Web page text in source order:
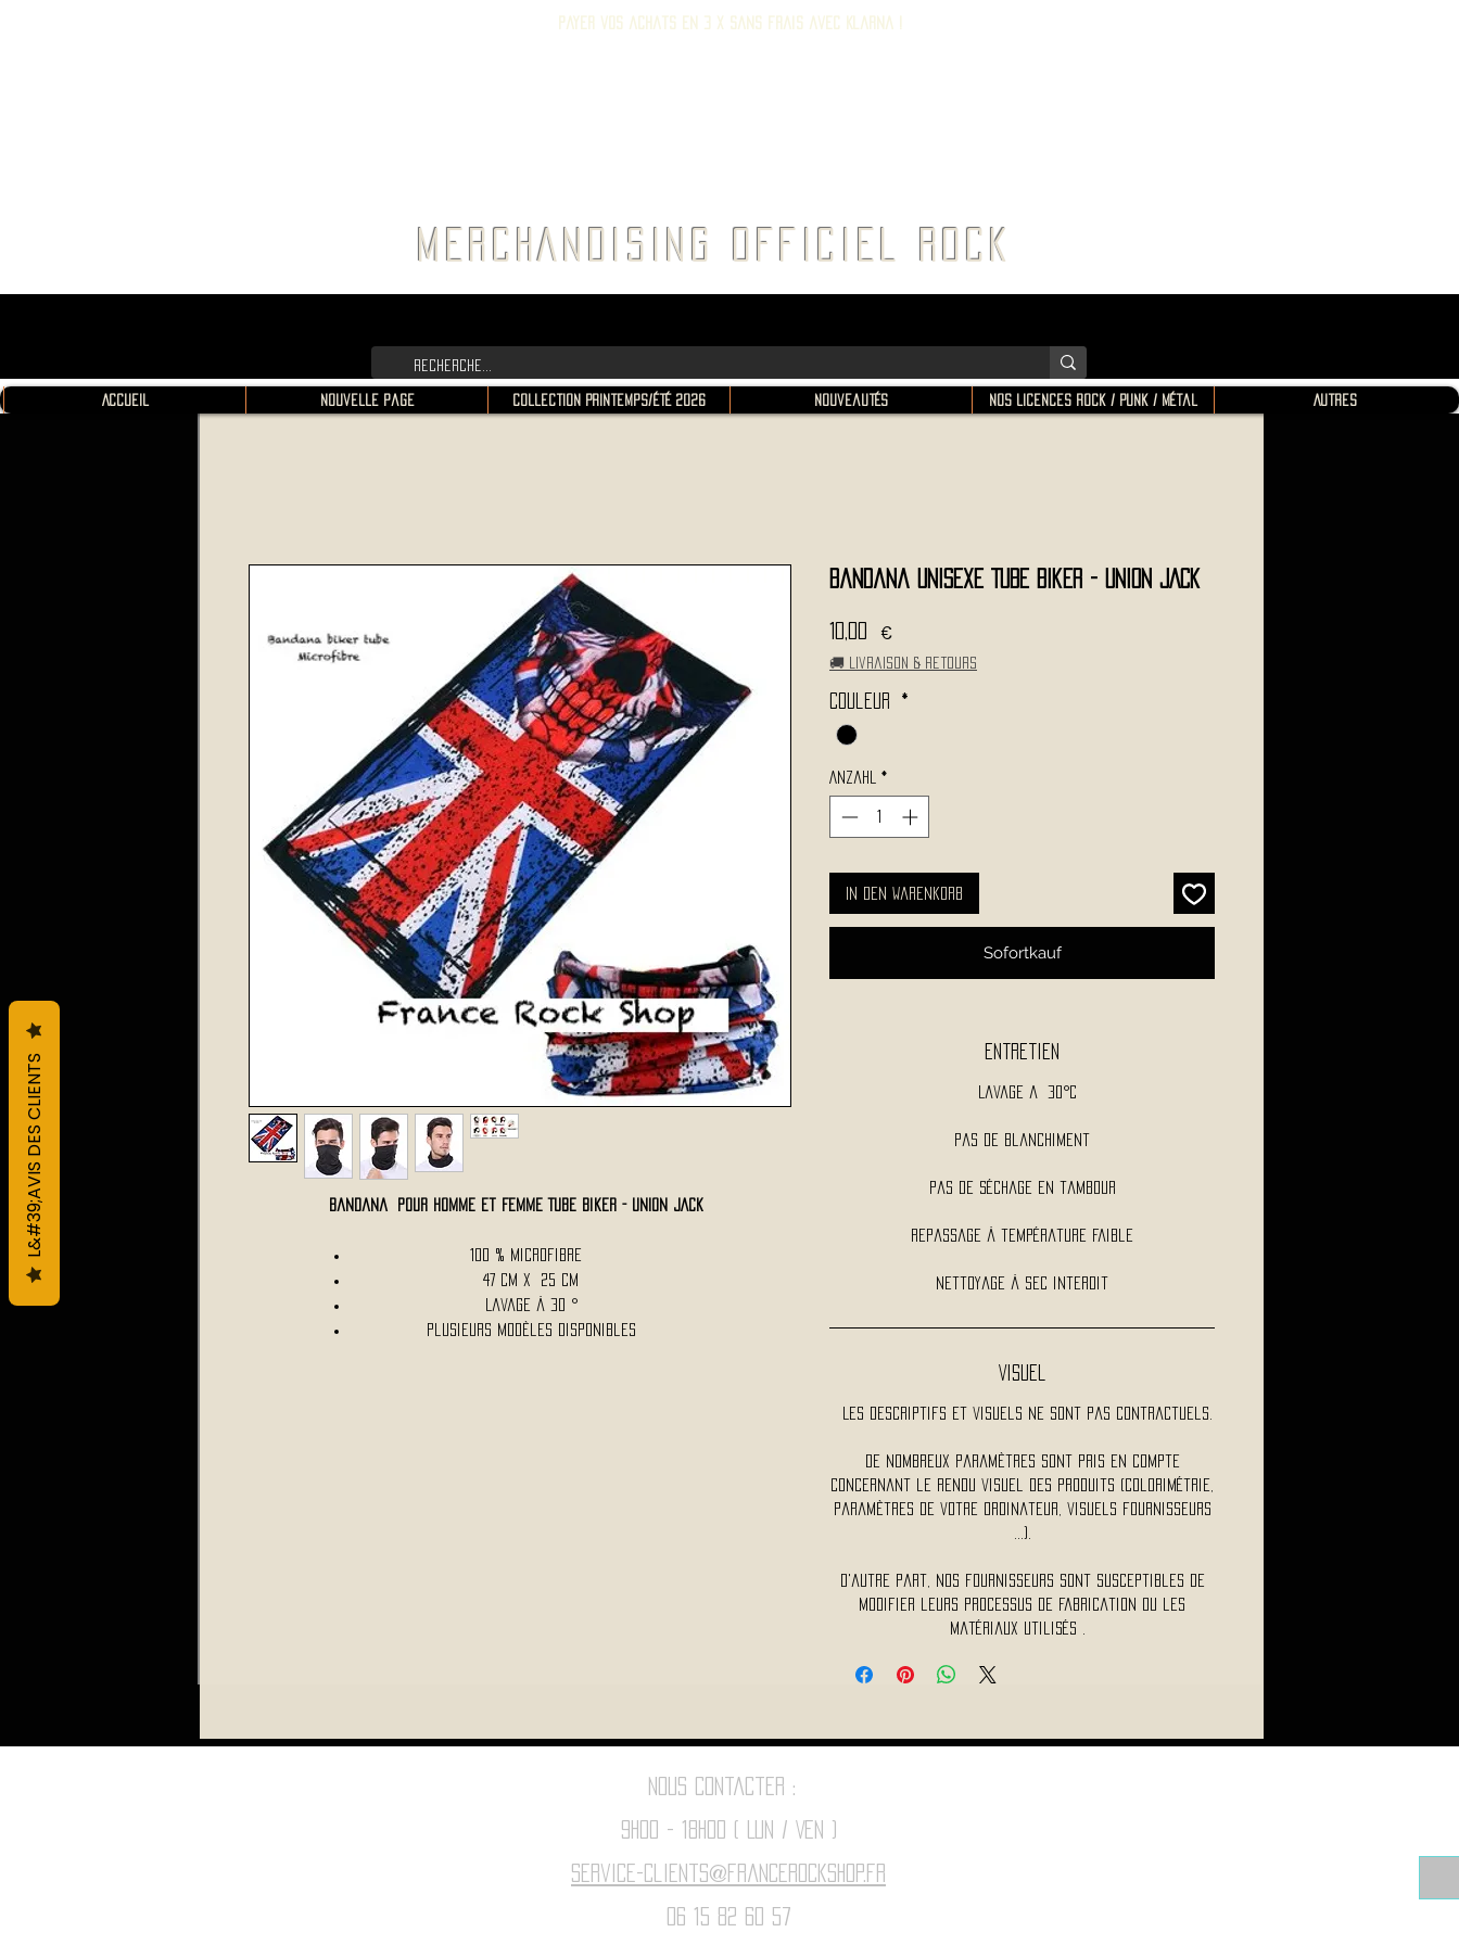
Payer vos achats en 3 x sans frais avec Klarna !
MERCHANDISING OFFICIEL ROCK
Accueil Nouvelle page Collection Printemps/Été 2026 Nouveautés Nos Licences Rock / Punk / Métal Autres
Bandana pour Homme et Femme TUBE Biker - UNION JACK
100 % Microfibre
47 Cm x 25 Cm
Lavage à 30 °
Plusieurs modèles disponibles
Bandana Unisexe TUBE Biker - UNION JACK
10,00 €
🚚 Livraison & retours
Couleur *
Anzahl *
In den Warenkorb
Sofortkauf
Entretien
Lavage a 30°C
Pas de blanchiment
Pas de séchage en tambour
Repassage à température faible
Nettoyage à sec interdit
Visuel
Les descriptifs et visuels ne sont pas contractuels.
De nombreux paramètres sont pris en compte
concernant le rendu visuel des produits (colorimétrie,
paramètres de votre ordinateur, visuels fournisseurs
D'autre part, nos fournisseurs sont susceptibles de
modifier leurs processus de fabrication ou les
matériaux utilisés .
Nous contacter :
9h00 - 18H00 ( Lun / Ven )
Service-clients@francerockshop.fr
06 15 82 60 57
L&#39;AVIS DES CLIENTS